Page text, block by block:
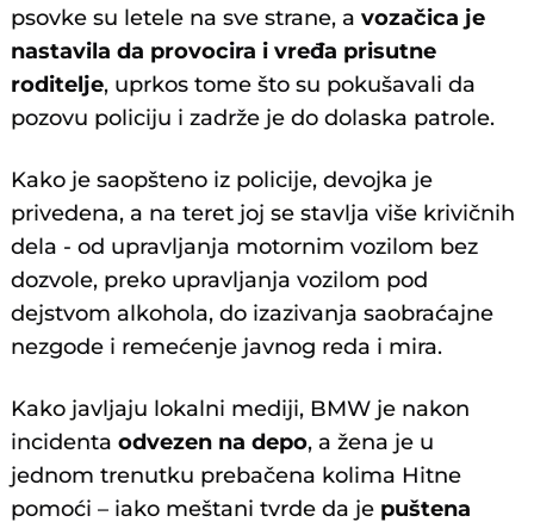
psovke su letele na sve strane, avozačica je
nastavila da provocira i vređa prisutne
roditelje, uprkos tome što su pokušavali da
pozovu policiju i zadrže je do dolaska patrole.
Kako je saopšteno iz policije, devojka je
privedena, a na teret joj se stavlja više krivičnih
dela - od upravljanja motornim vozilom bez
dozvole, preko upravljanja vozilom pod
dejstvom alkohola, do izazivanja saobraćajne
nezgode i remećenje javnog reda i mira.
Kako javljaju lokalni mediji, BMW je nakon
incidentaodvezen na depo, a žena je u
jednom trenutku prebačena kolima Hitne
pomoći – iako meštani tvrde da je puštena